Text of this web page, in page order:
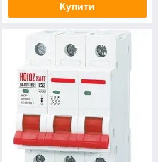
Купити